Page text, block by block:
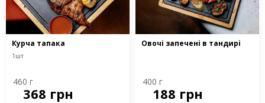
Курча тапака
1шт
460 г
368 грн
Овочі запечені в тандирі
400 г
188 грн